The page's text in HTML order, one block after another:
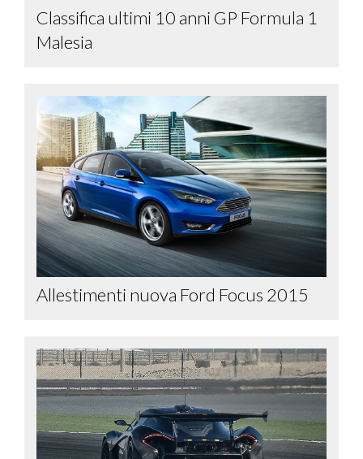
Classifica ultimi 10 anni GP Formula 1
Malesia
Allestimenti nuova Ford Focus 2015